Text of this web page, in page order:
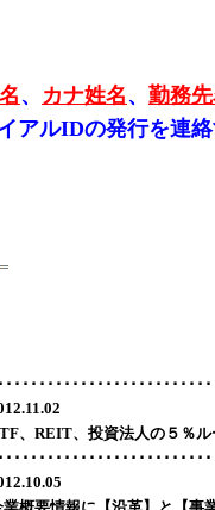
、 カナ姓名、 勤務先
アルIDの発行を連
････････････････････････
、REIT、投資法人の５％ル
････････････････････････